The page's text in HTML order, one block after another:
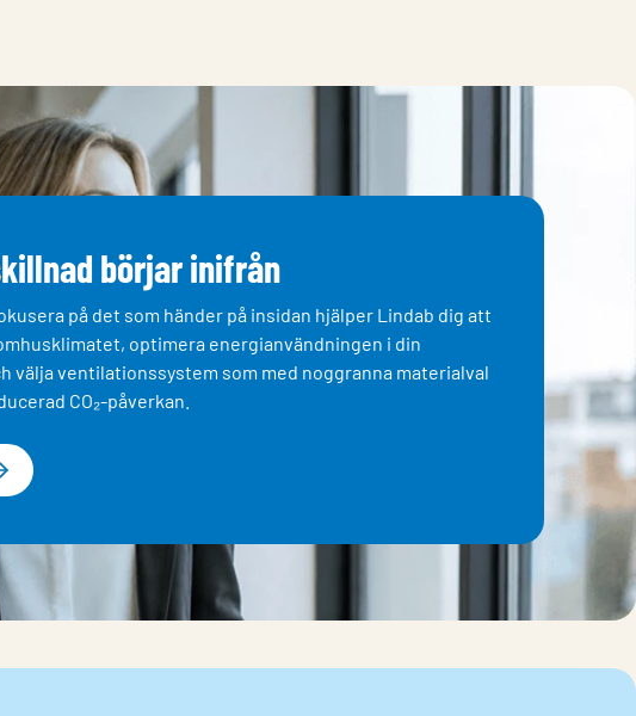
börjar inifrån
på det som händer på insidan hjälper Lindab dig att
optimera energianvändningen i din
välja ventilationssystem som med noggranna materialval
CO₂-påverkan.